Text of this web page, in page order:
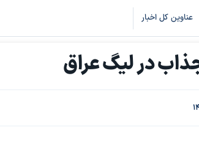
عناوین کل اخبار
در لیگ عراق